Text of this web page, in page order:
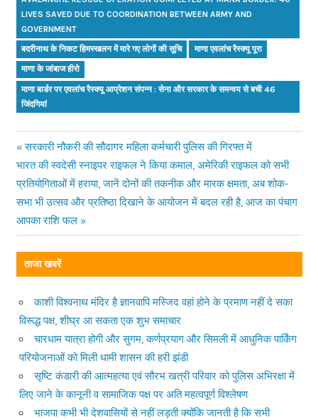
LIVES SAVED DUE TO COORDINATION BETWEEN ARMY AND
GOVERNMENT
बदरीनाथ के निकट हिमस्खलन में मारे गए लोगों की सूचि माणा एवलांच रैस्क्यू पूरा
माणा के जांबाज हीरो
माणा बार्डर पर एवलांच रैस्क्यू आप्रेशन संपन्न : सेना और सरकार के समन्वय से बची 46
जिंदगियां
Post
navigation
Previous
Post:
सरकारी नौकरी की सौदागर महिला कर्मचारी पुलिस की गिरफ्त में
Next
Post:
भारत की स्वदेसी स्‍नाइपर राइफल ने किया कमाल, अमेरिकी राइफल को सभी
प्रतियोगिताओं में हराया, जानें दोनों की तकनीक और मारक क्षमता, अब शोक-
सभा भी उत्सव और प्रतिष्ठा दिखाने के आयोजन में बदल रही है, आज का पंचाग
आपका राशि फल
ताजा खबरें
काशी विश्वनाथ मंदिर है ज्ञानवापि मस्जिद वहां होने के प्रमाण नहीं दे सका
विरूद्ध पक्ष, शीघ्र आ सकता एक शुभ समाचार
चारधाम यात्रा होगी और सुगम, कर्णप्रयाग और सिमली में आधुनिक पार्किंग
परियोजनाओं को मिली धामी शासन की हरी झंडी
सृष्टि कंडारी की आत्महत्या एवं सौरभ खत्री परिवार को पुलिस अभिरक्षा में
लिए जाने के कानूनी व सामाजिक पक्ष पर अति महत्वपूर्ण विश्लेषण
भाजपा कभी भी देशवासियों से नहीं लड़ती क्योंकि जानती है कि सभी